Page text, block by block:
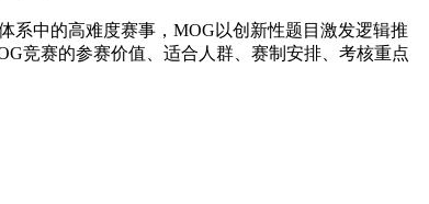
系中的高难度赛事，MOG以创新性题目激发逻辑推
竞赛的参赛价值、适合人群、赛制安排、考核重点